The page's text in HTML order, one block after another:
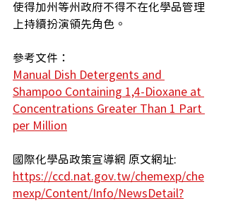
使得加州等州政府不得不在化學品管理
上持續扮演領先角色。
參考文件：
Manual Dish Detergents and
Shampoo Containing 1,4-Dioxane at
Concentrations Greater Than 1 Part
per Million
國際化學品政策宣導網 原文網址:
https://ccd.nat.gov.tw/chemexp/che
mexp/Content/Info/NewsDetail?